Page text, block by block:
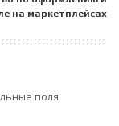
на маркетплейсах
поля